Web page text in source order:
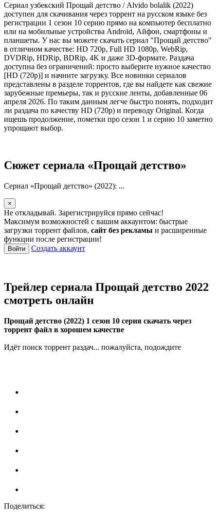
Сериал узбекский Прощай детство / Alvido bolalik (2022)
доступен для скачивания через торрент на русском языке без
регистрации 1 сезон 10 серию прямо на компьютер бесплатно
или на мобильные устройства Android, Айфон, смартфоны и
планшеты. У нас вы можете скачать сериал "Прощай детство"
в отличном качестве: HD 720p, Full HD 1080p, WebRip,
DVDRip, HDRip, BDRip, 4K и даже 3D-формате. Раздача
доступна без ограничений: просто выберите нужное качество
[HD (720p)] и начните загрузку. Все новинки сериалов
представлены в разделе торрентов, где вы найдете как свежие
зарубежные премьеры, так и русские ленты, добавленные 06
апреля 2026. По таким данным легче быстро понять, подходит
ли раздача по качеству HD (720p) и переводу Original. Когда
ищешь продолжение, пометки про сезон 1 и серию 10 заметно
упрощают выбор.
Сюжет сериала «Прощай детство»
Сериал «Прощай детство» (2022): ...
×
Не откладывай. Зарегистрируйся прямо сейчас!
Максимум возможностей с вашим аккаунтом: быстрые
загрузки торрент файлов, сайт без рекламы и расширенные
функции после регистрации!
Войти Создать аккаунт
Трейлер сериала Прощай детство 2022
смотреть онлайн
Прощай детство (2022) 1 сезон 10 серия скачать через
торрент файл в хорошем качестве
Идёт поиск торрент раздач... пожалуйста, подождите
Поделиться: